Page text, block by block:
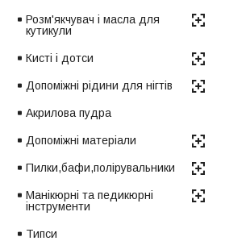
Розм'якчувач і масла для
кутикули
Кисті і дотси
Допоміжні рідини для нігтів
Акрилова пудра
Допоміжні матеріали
Пилки,бафи,полірувальники
Манікюрні та педикюрні
інструменти
Типси